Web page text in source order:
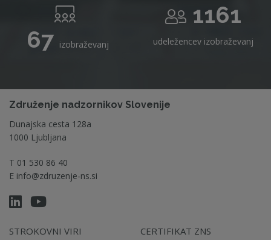
67 izobraževanj
1161
udeležencev izobraževanj
Združenje nadzornikov Slovenije
Dunajska cesta 128a
1000 Ljubljana
T 01 530 86 40
E info@zdruzenje-ns.si
STROKOVNI VIRI
CERTIFIKAT ZNS